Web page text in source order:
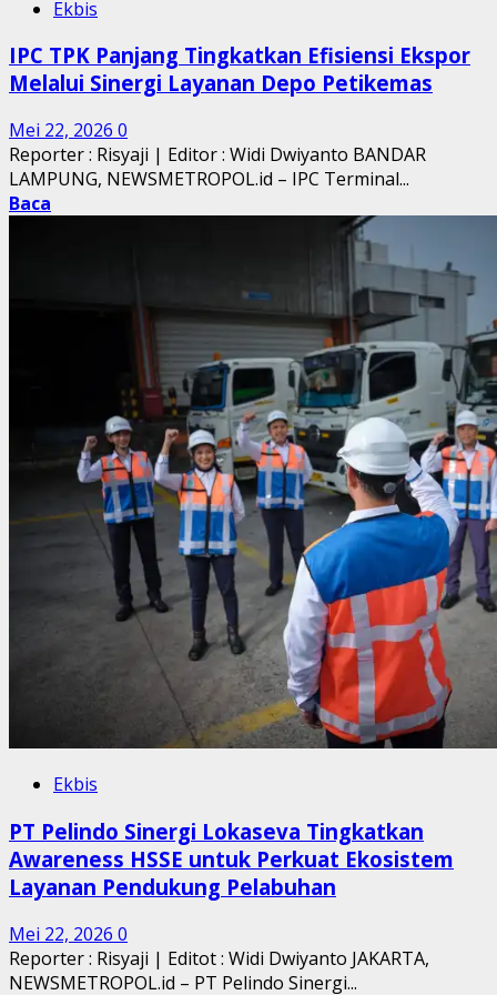
Ekbis
IPC TPK Panjang Tingkatkan Efisiensi Ekspor
Melalui Sinergi Layanan Depo Petikemas
Mei 22, 2026 0
Reporter : Risyaji | Editor : Widi Dwiyanto BANDAR
LAMPUNG, NEWSMETROPOL.id – IPC Terminal...
Baca
Ekbis
PT Pelindo Sinergi Lokaseva Tingkatkan
Awareness HSSE untuk Perkuat Ekosistem
Layanan Pendukung Pelabuhan
Mei 22, 2026 0
Reporter : Risyaji | Editot : Widi Dwiyanto JAKARTA,
NEWSMETROPOL.id – PT Pelindo Sinergi...